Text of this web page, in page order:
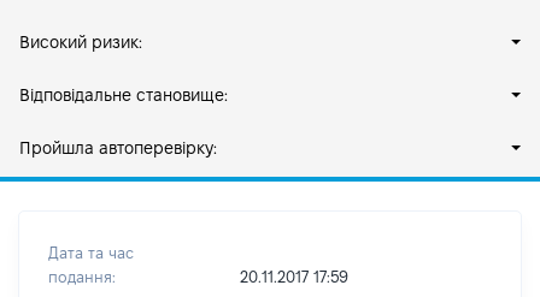
Високий ризик:
Відповідальне становище:
Пройшла автоперевірку:
Дата та час
подання:
20.11.2017 17:59